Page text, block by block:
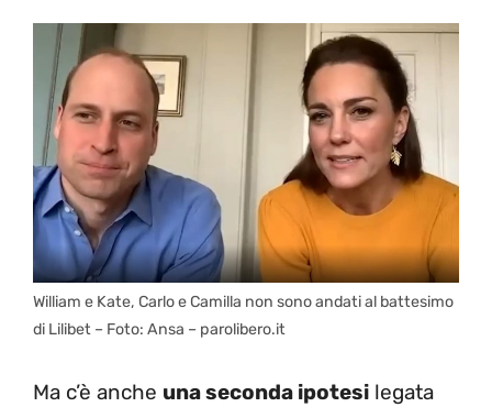
William e Kate, Carlo e Camilla non sono andati al battesimo
di Lilibet – Foto: Ansa – parolibero.it
Ma c’è anche una seconda ipotesi legata